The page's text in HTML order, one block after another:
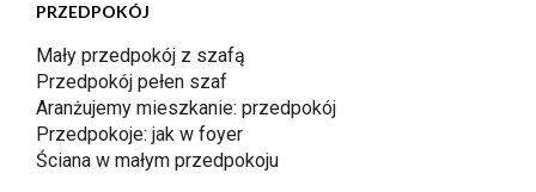
PRZEDPOKÓJ
Mały przedpokój z szafą
Przedpokój pełen szaf
Aranżujemy mieszkanie: przedpokój
Przedpokoje: jak w foyer
Ściana w małym przedpokoju